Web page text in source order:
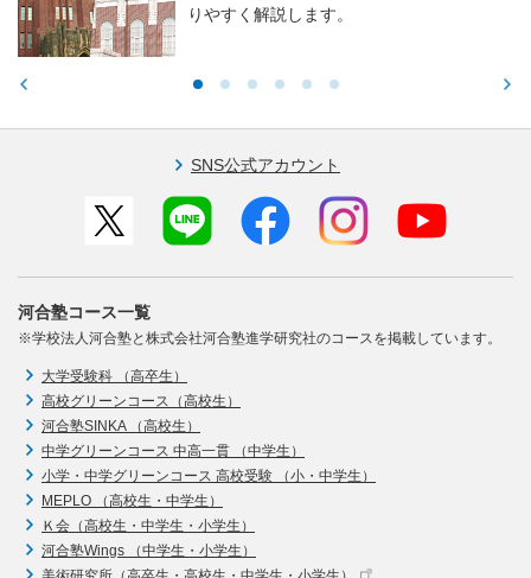
りやすく解説します。
SNS公式アカウント
河合塾コース一覧
※学校法人河合塾と株式会社河合塾進学研究社のコースを掲載しています。
大学受験科 （高卒生）
高校グリーンコース（高校生）
河合塾SINKA （高校生）
中学グリーンコース 中高一貫 （中学生）
小学・中学グリーンコース 高校受験 （小・中学生）
MEPLO （高校生・中学生）
Ｋ会（高校生・中学生・小学生）
河合塾Wings （中学生・小学生）